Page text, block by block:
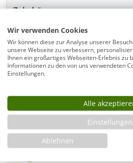
Zubehör
Haarsieb für flache
WFDAS90
i
Dichtband Duschwanne
i
In
Wir verwenden Cookies
Wir können diese zur Analyse unserer
unsere Webseite zu verbessern,
Ihnen ein großartiges Webseiten-Erlebnis zu
Informationen zu den von uns verwendeten
Einstellungen.
Alle
Einstellungen
Ablehnen